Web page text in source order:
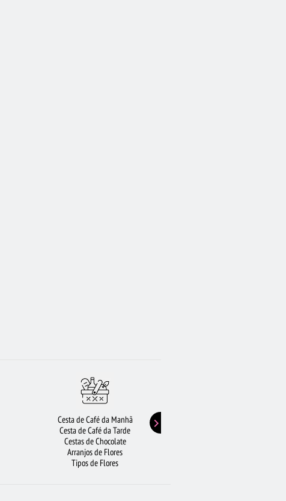
Cesta de Café da Manhã
Cesta de Café da Tarde
Cestas de Chocolate
Arranjos de Flores
Tipos de Flores